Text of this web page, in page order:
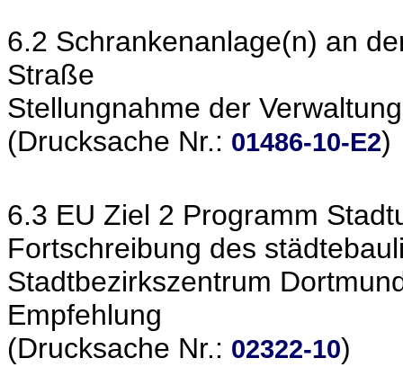
6.2 Schrankenanlage(n) an
Straße
Stellungnahme der Verwaltung
(Drucksache Nr.: 01486-10-E2)
6.3 EU Ziel 2 Programm
Fortschreibung des
Stadtbezirkszentrum
Empfehlung
(Drucksache Nr.: 02322-10)